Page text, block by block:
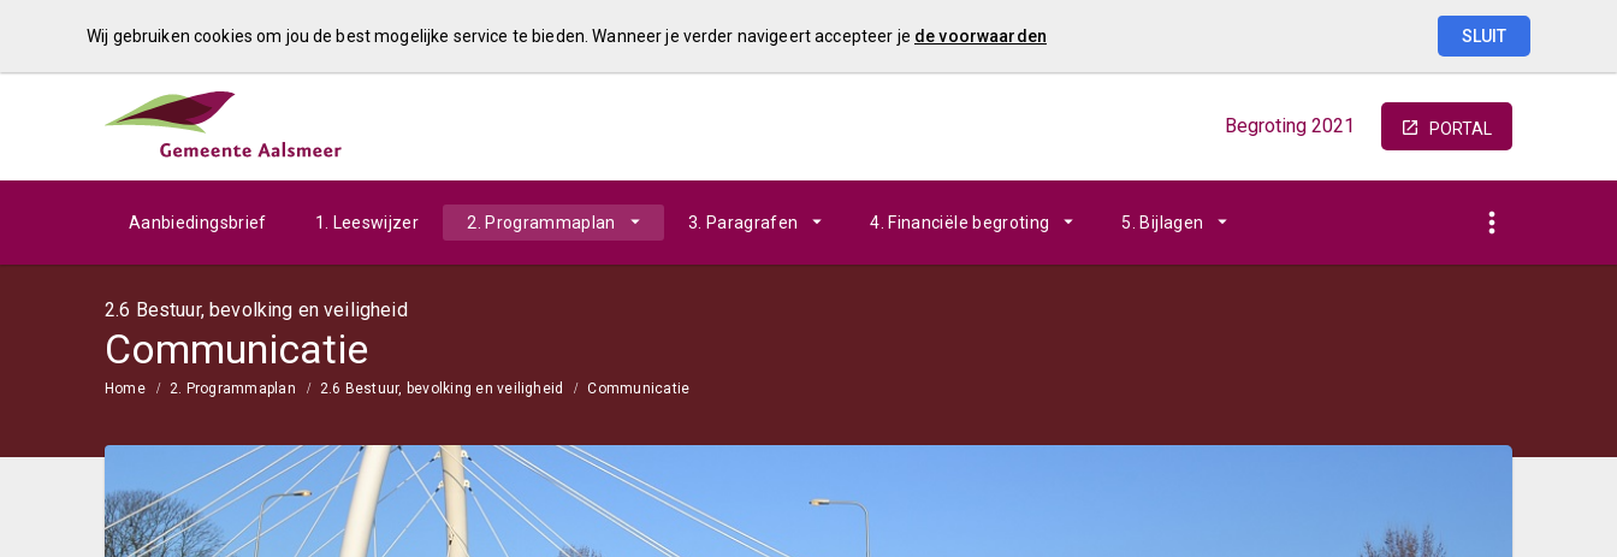
Begroting 2021 PORTAL
Aanbiedingsbrief 1. Leeswijzer 2. Programmaplan 3. Paragrafen 4. Financiële begroting 5. Bijlagen
2.6 Bestuur, bevolking en veiligheid
Communicatie
Home 2. Programmaplan 2.6 Bestuur, bevolking en veiligheid Communicatie
Wij gebruiken cookies om jou de best mogelijke service te bieden. Wanneer je verder navigeert accepteer je de voorwaarden SLUIT